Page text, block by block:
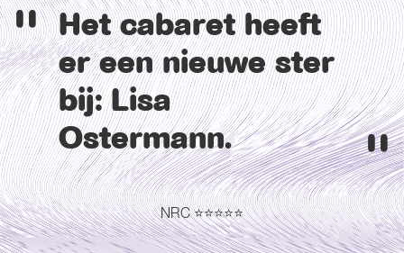
Het cabaret heeft
er een nieuwe ster
bij: Lisa
Ostermann.
NRC ⭐⭐⭐⭐⭐